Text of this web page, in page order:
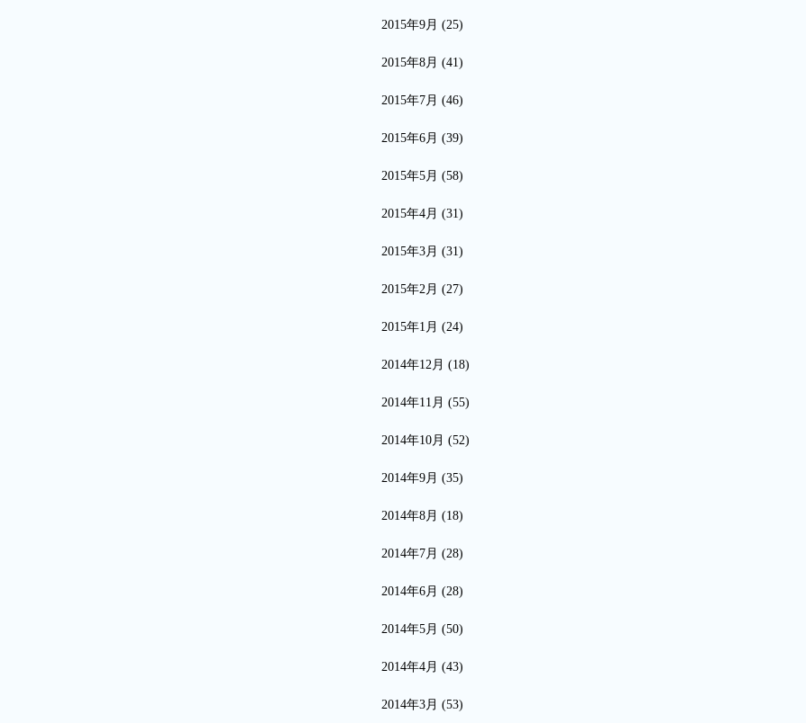
2015年9月 (25)
2015年8月 (41)
2015年7月 (46)
2015年6月 (39)
2015年5月 (58)
2015年4月 (31)
2015年3月 (31)
2015年2月 (27)
2015年1月 (24)
2014年12月 (18)
2014年11月 (55)
2014年10月 (52)
2014年9月 (35)
2014年8月 (18)
2014年7月 (28)
2014年6月 (28)
2014年5月 (50)
2014年4月 (43)
2014年3月 (53)